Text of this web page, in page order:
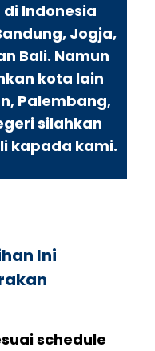
Indonesia
Jogja,
Bali. Namun
kota lain
Palembang,
silahkan
kapada kami.
Ini
schedule